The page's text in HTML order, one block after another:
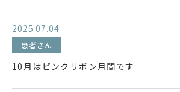
2025.07.04
患者さん
10月はピンクリボン月間です